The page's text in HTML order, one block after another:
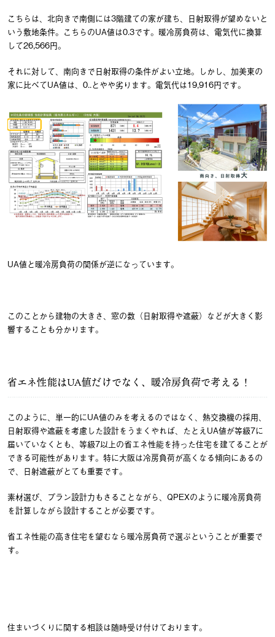
こちらは、北向きで南側には3階建ての家が建ち、日射取得が望めないと
いう敷地条件。こちらのUA値は0.3です。暖冷房負荷は、電気代に換算
して26,566円。
それに対して、南向きで日射取得の条件がよい立地。しかし、加美東の
家に比べてUA値は、0..とやや劣ります。電気代は19,916円です。
UA値と暖冷房負荷の関係が逆になっています。
このことから建物の大きさ、窓の数（日射取得や遮蔽）などが大きく影
響することも分かります。
省エネ性能はUA値だけでなく、暖冷房負荷で考える！
このように、単一的にUA値のみを考えるのではなく、熱交換機の採用、
日射取得や遮蔽を考慮した設計をうまくやれば、たとえUA値が等級7に
届いていなくとも、等級7以上の省エネ性能を持った住宅を建てることが
できる可能性があります。特に大阪は冷房負荷が高くなる傾向にあるの
で、日射遮蔽がとても重要です。
素材選び、プラン設計力もさることながら、QPEXのように暖冷房負荷
を計算しながら設計することが必要です。
省エネ性能の高き住宅を望むなら暖冷房負荷で選ぶということが重要で
す。
住まいづくりに関する相談は随時受け付けております。